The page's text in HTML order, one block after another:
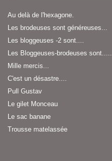
Au delà de l'hexagone.
Les brodeuses sont généreuses...
Les bloggeuses -2 sont....
Les Bloggeuses-brodeuses sont.....
Mille mercis...
C'est un désastre....
Pull Gustav
Le gilet Monceau
Le sac banane
Trousse matelassée